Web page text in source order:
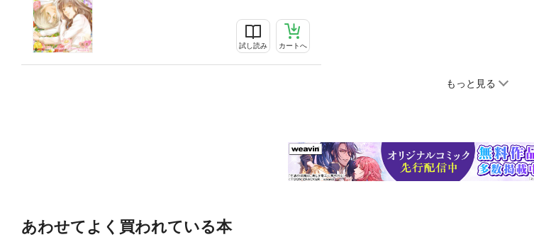
試し読み カートへ
もっと見る
あわせてよく買われている本